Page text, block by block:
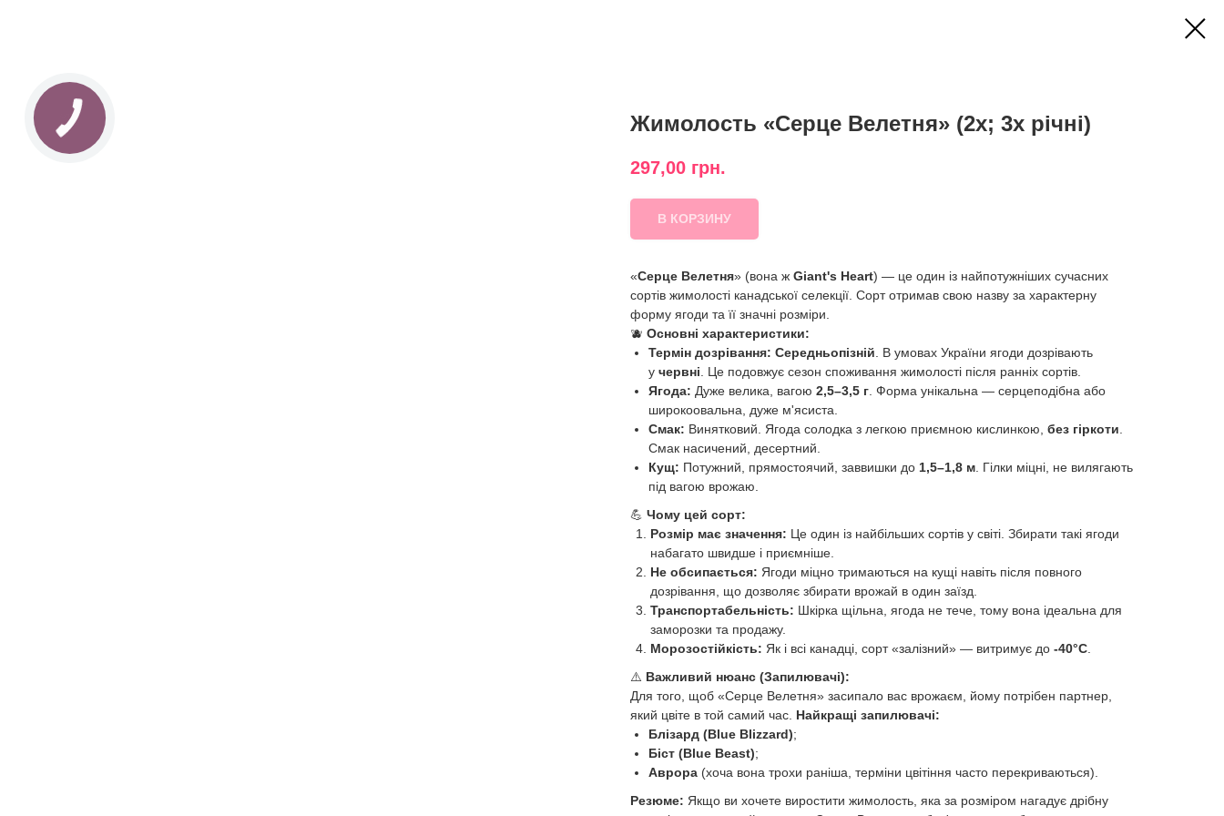
Жимолость «Серце Велетня» (2х; 3х річні)
297,00 грн.
В КОРЗИНУ
«Серце Велетня» (вона ж Giant's Heart) — це один із найпотужніших сучасних
сортів жимолості канадської селекції. Сорт отримав свою назву за характерну
форму ягоди та її значні розміри.
🫐 Основні характеристики:
Термін дозрівання: Середньопізній. В умовах України ягоди дозрівають
у червні. Це подовжує сезон споживання жимолості після ранніх сортів.
Ягода: Дуже велика, вагою 2,5–3,5 г. Форма унікальна — серцеподібна або
широкоовальна, дуже м'ясиста.
Смак: Винятковий. Ягода солодка з легкою приємною кислинкою, без гіркоти.
Смак насичений, десертний.
Кущ: Потужний, прямостоячий, заввишки до 1,5–1,8 м. Гілки міцні, не вилягають
під вагою врожаю.
💪 Чому цей сорт:
Розмір має значення: Це один із найбільших сортів у світі. Збирати такі ягоди
набагато швидше і приємніше.
Не обсипається: Ягоди міцно тримаються на кущі навіть після повного
дозрівання, що дозволяє збирати врожай в один заїзд.
Транспортабельність: Шкірка щільна, ягода не тече, тому вона ідеальна для
заморозки та продажу.
Морозостійкість: Як і всі канадці, сорт «залізний» — витримує до -40°C.
⚠️ Важливий нюанс (Запилювачі):
Для того, щоб «Серце Велетня» засипало вас врожаєм, йому потрібен партнер,
який цвіте в той самий час. Найкращі запилювачі:
Блізард (Blue Blizzard);
Біст (Blue Beast);
Аврора (хоча вона трохи раніша, терміни цвітіння часто перекриваються).
Резюме: Якщо ви хочете виростити жимолость, яка за розміром нагадує дрібну
КНОПКА
ЗВ'ЯЗКУ